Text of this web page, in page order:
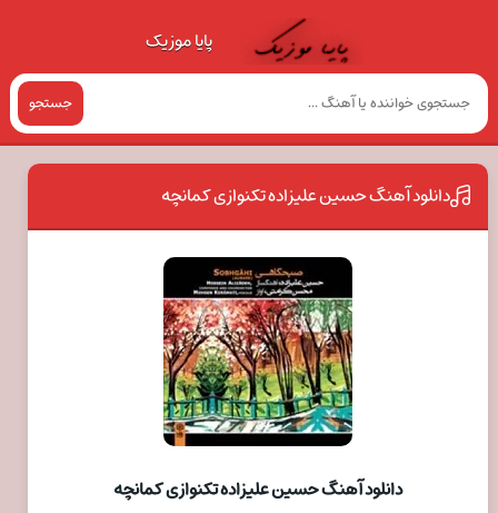
پایا موزیک
جستجو
دانلود آهنگ حسین علیزاده تکنوازی کمانچه
دانلود آهنگ حسین علیزاده تکنوازی کمانچه